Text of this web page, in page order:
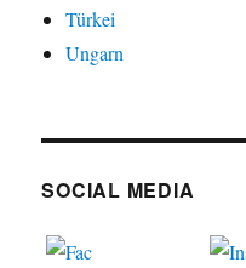
Türkei
Ungarn
SOCIAL MEDIA